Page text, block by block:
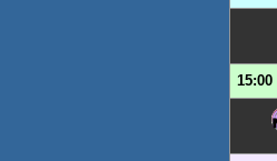
15:00